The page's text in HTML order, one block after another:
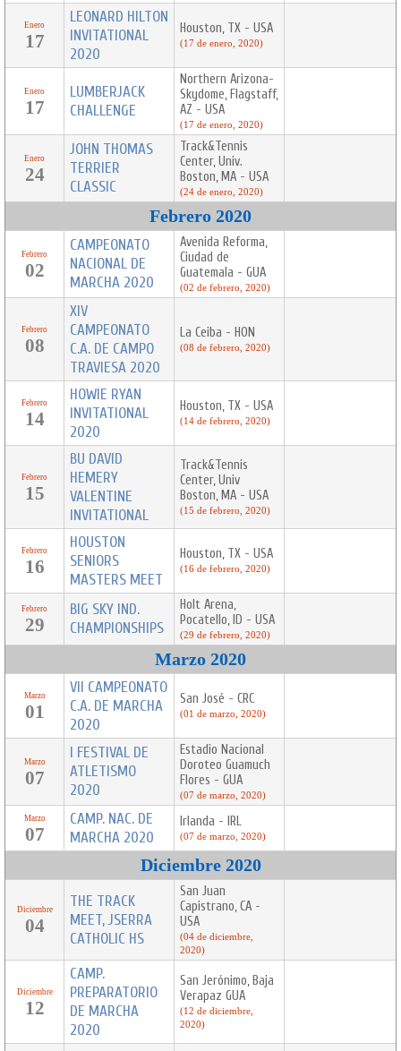
Enero
17
LEONARD HILTON
INVITATIONAL
2020
Houston, TX - USA
(17 de enero, 2020)
Enero
17
LUMBERJACK
CHALLENGE
Northern Arizona-
Skydome, Flagstaff,
AZ - USA
(17 de enero, 2020)
Enero
24
JOHN THOMAS
TERRIER
CLASSIC
Track&Tennis
Center, Univ.
Boston, MA - USA
(24 de enero, 2020)
Febrero 2020
Febrero
02
CAMPEONATO
NACIONAL DE
MARCHA 2020
Avenida Reforma,
Ciudad de
Guatemala - GUA
(02 de febrero, 2020)
Febrero
08
XIV
CAMPEONATO
C.A. DE CAMPO
TRAVIESA 2020
La Ceiba - HON
(08 de febrero, 2020)
Febrero
14
HOWIE RYAN
INVITATIONAL
2020
Houston, TX - USA
(14 de febrero, 2020)
Febrero
15
BU DAVID
HEMERY
VALENTINE
INVITATIONAL
Track&Tennis
Center, Univ
Boston, MA - USA
(15 de febrero, 2020)
Febrero
16
HOUSTON
SENIORS
MASTERS MEET
Houston, TX - USA
(16 de febrero, 2020)
Febrero
29
BIG SKY IND.
CHAMPIONSHIPS
Holt Arena,
Pocatello, ID - USA
(29 de febrero, 2020)
Marzo 2020
Marzo
01
VII CAMPEONATO
C.A. DE MARCHA
2020
San José - CRC
(01 de marzo, 2020)
Marzo
07
I FESTIVAL DE
ATLETISMO
2020
Estadio Nacional
Doroteo Guamuch
Flores - GUA
(07 de marzo, 2020)
Marzo
07
CAMP. NAC. DE
MARCHA 2020
Irlanda - IRL
(07 de marzo, 2020)
Diciembre 2020
Diciembre
04
THE TRACK
MEET, JSERRA
CATHOLIC HS
San Juan
Capistrano, CA -
USA
(04 de diciembre,
2020)
Diciembre
12
CAMP.
PREPARATORIO
DE MARCHA
2020
San Jerónimo, Baja
Verapaz GUA
(12 de diciembre,
2020)